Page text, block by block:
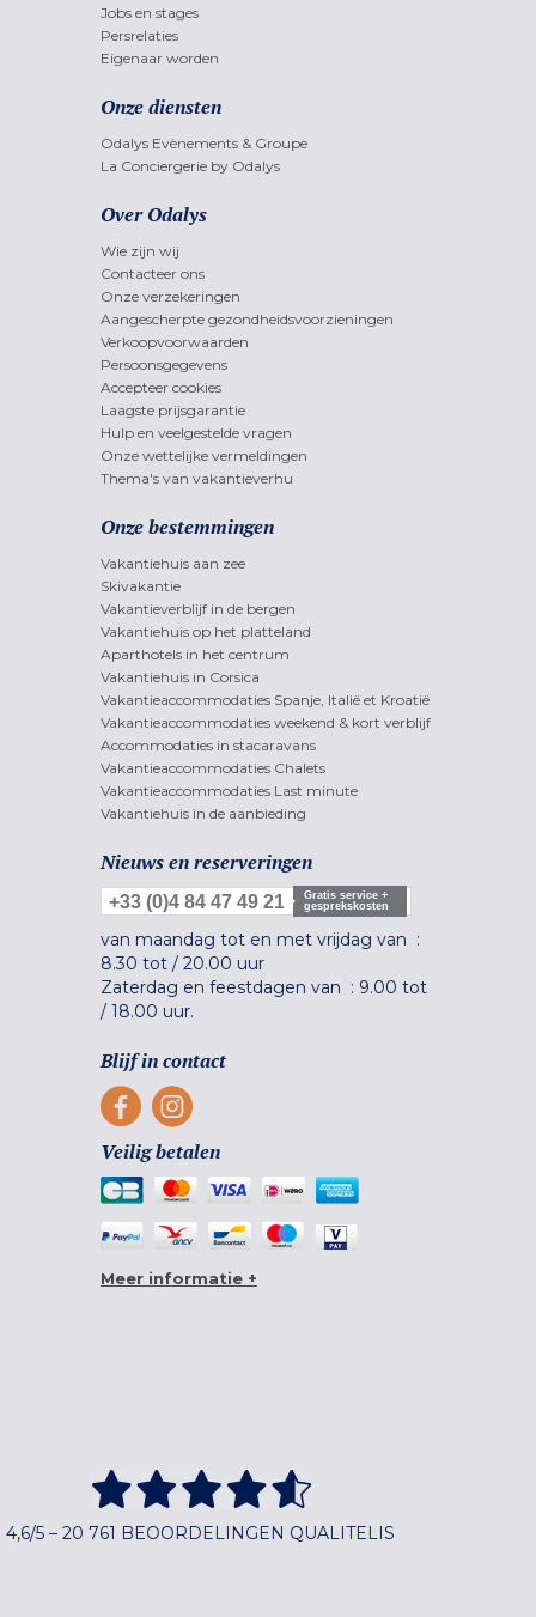
Jobs en stages
Persrelaties
Eigenaar worden
Onze diensten
Odalys Evènements & Groupe
La Conciergerie by Odalys
Over Odalys
Wie zijn wij
Contacteer ons
Onze verzekeringen
Aangescherpte gezondheidsvoorzieningen
Verkoopvoorwaarden
Persoonsgegevens
Accepteer cookies
Laagste prijsgarantie
Hulp en veelgestelde vragen
Onze wettelijke vermeldingen
Thema's van vakantieverhu
Onze bestemmingen
Vakantiehuis aan zee
Skivakantie
Vakantieverblijf in de bergen
Vakantiehuis op het platteland
Aparthotels in het centrum
Vakantiehuis in Corsica
Vakantieaccommodaties Spanje, Italië et Kroatië
Vakantieaccommodaties weekend & kort verblijf
Accommodaties in stacaravans
Vakantieaccommodaties Chalets
Vakantieaccommodaties Last minute
Vakantiehuis in de aanbieding
Nieuws en reserveringen
+33 (0)4 84 47 49 21
Gratis service +
gesprekskosten
van maandag tot en met vrijdag van :
8.30 tot / 20.00 uur
Zaterdag en feestdagen van : 9.00 tot
/ 18.00 uur.
Blijf in contact
Veilig betalen
Meer informatie +
4,6/5 – 20 761 BEOORDELINGEN QUALITELIS